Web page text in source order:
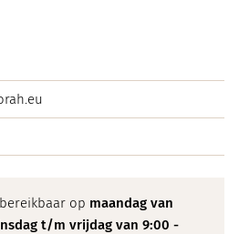
op maandag van
t/m vrijdag van 9:00 -